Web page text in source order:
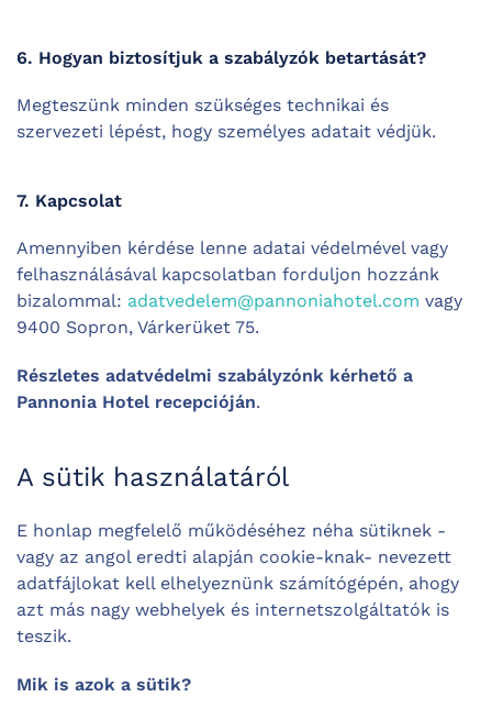
6. Hogyan biztosítjuk a szabályzók betartását?
Megteszünk minden szükséges technikai és
szervezeti lépést, hogy személyes adatait védjük.
7. Kapcsolat
Amennyiben kérdése lenne adatai védelmével vagy
felhasználásával kapcsolatban forduljon hozzánk
bizalommal: adatvedelem@pannoniahotel.com vagy
9400 Sopron, Várkerüket 75.
Részletes adatvédelmi szabályzónk kérhető a
Pannonia Hotel recepcióján.
A sütik használatáról
E honlap megfelelő működéséhez néha sütiknek -
vagy az angol eredti alapján cookie-knak- nevezett
adatfájlokat kell elhelyeznünk számítógépén, ahogy
azt más nagy webhelyek és internetszolgáltatók is
teszik.
Mik is azok a sütik?